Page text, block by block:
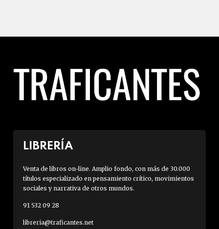
LIBRERÍA
Venta de libros on-line. Amplio fondo, con más de 30.000
títulos especializado en pensamiento crítico, movimientos
sociales y narrativa de otros mundos.
91 532 09 28
libreria@traficantes.net